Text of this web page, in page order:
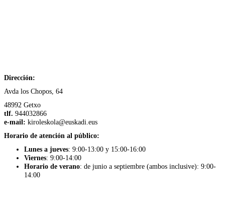
Dirección:
Avda los Chopos, 64
48992 Getxo
tlf. 944032866
e-mail: kiroleskola@euskadi.eus
Horario de atención al público:
Lunes a jueves: 9:00-13:00 y 15:00-16:00
Viernes: 9:00-14:00
Horario de verano: de junio a septiembre (ambos inclusive): 9:00-
14:00